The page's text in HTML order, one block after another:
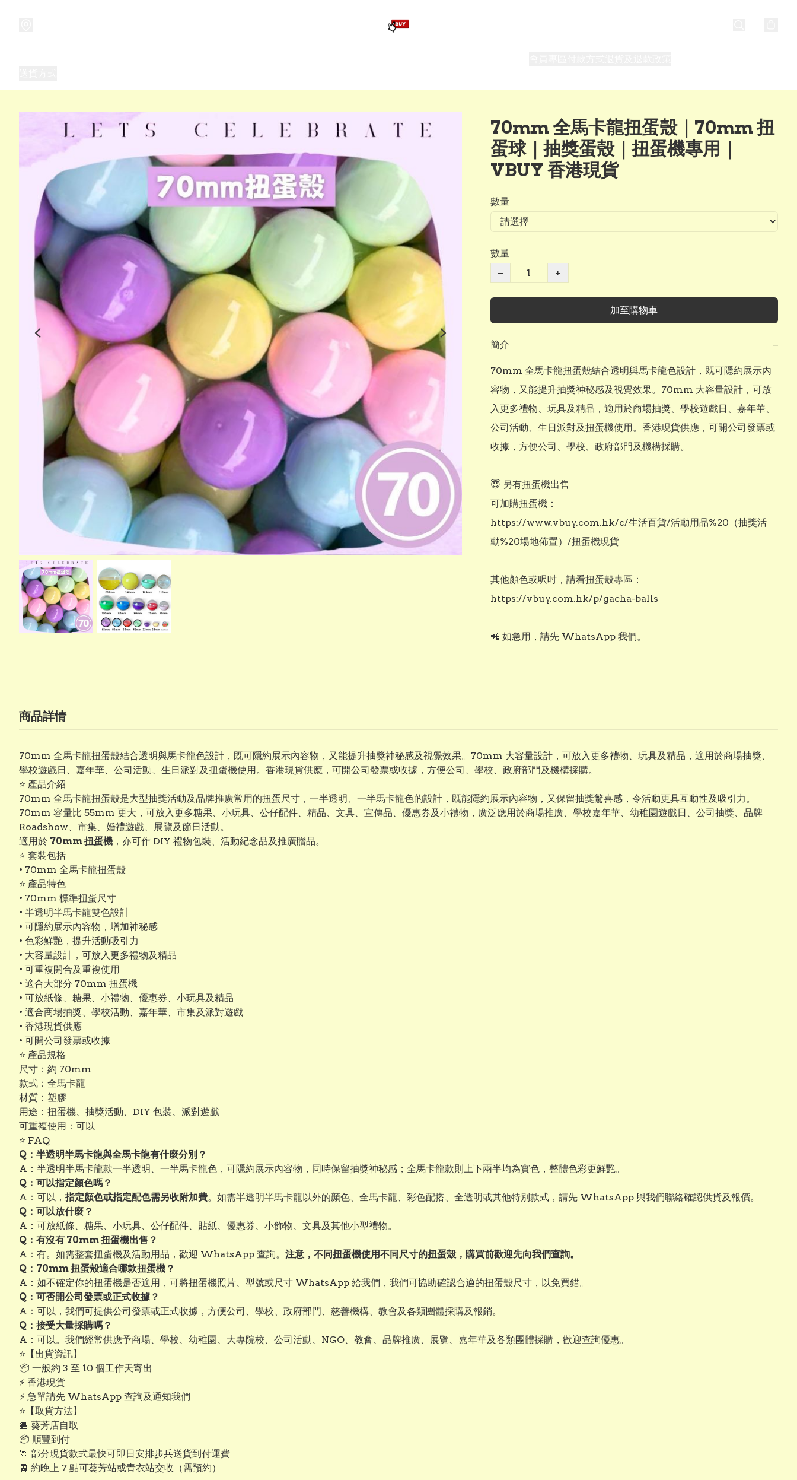
70mm 全馬卡龍扭蛋殼｜70mm 扭
蛋球｜抽獎蛋殼｜扭蛋機專用｜
VBUY 香港現貨
數量
數量
−
+
加至購物車
簡介 −
70mm 全馬卡龍扭蛋殼結合透明與馬卡龍色設計，既可隱約展示內
容物，又能提升抽獎神秘感及視覺效果。70mm 大容量設計，可放
入更多禮物、玩具及精品，適用於商場抽獎、學校遊戲日、嘉年華、
公司活動、生日派對及扭蛋機使用。香港現貨供應，可開公司發票或
收據，方便公司、學校、政府部門及機構採購。
😇 另有扭蛋機出售
可加購扭蛋機：
https://www.vbuy.com.hk/c/生活百貨/活動用品%20（抽獎活
動%20場地佈置）/扭蛋機現貨
其他顏色或呎吋，請看扭蛋殼專區：
https://vbuy.com.hk/p/gacha-balls
📲 如急用，請先 WhatsApp 我們。
商品詳情
70mm 全馬卡龍扭蛋殼結合透明與馬卡龍色設計，既可隱約展示內容物，又能提升抽獎神秘感及視覺效果。70mm 大容量設計，可放入更多禮物、玩具及精品，適用於商場抽獎、
學校遊戲日、嘉年華、公司活動、生日派對及扭蛋機使用。香港現貨供應，可開公司發票或收據，方便公司、學校、政府部門及機構採購。
⭐ 產品介紹
70mm 全馬卡龍扭蛋殼是大型抽獎活動及品牌推廣常用的扭蛋尺寸，一半透明、一半馬卡龍色的設計，既能隱約展示內容物，又保留抽獎驚喜感，令活動更具互動性及吸引力。
70mm 容量比 55mm 更大，可放入更多糖果、小玩具、公仔配件、精品、文具、宣傳品、優惠券及小禮物，廣泛應用於商場推廣、學校嘉年華、幼稚園遊戲日、公司抽獎、品牌
Roadshow、市集、婚禮遊戲、展覽及節日活動。
適用於 70mm 扭蛋機 ，亦可作 DIY 禮物包裝、活動紀念品及推廣贈品。
⭐ 套裝包括
• 70mm 全馬卡龍扭蛋殼
⭐ 產品特色
• 70mm 標準扭蛋尺寸
• 半透明半馬卡龍雙色設計
• 可隱約展示內容物，增加神秘感
• 色彩鮮艷，提升活動吸引力
• 大容量設計，可放入更多禮物及精品
• 可重複開合及重複使用
• 適合大部分 70mm 扭蛋機
• 可放紙條、糖果、小禮物、優惠券、小玩具及精品
• 適合商場抽獎、學校活動、嘉年華、市集及派對遊戲
• 香港現貨供應
• 可開公司發票或收據
⭐ 產品規格
尺寸：約 70mm
款式：全馬卡龍
材質：塑膠
用途：扭蛋機、抽獎活動、DIY 包裝、派對遊戲
可重複使用：可以
⭐ FAQ
Q：半透明半馬卡龍與全馬卡龍有什麼分別？
A：半透明半馬卡龍款一半透明、一半馬卡龍色，可隱約展示內容物，同時保留抽獎神秘感；全馬卡龍款則上下兩半均為實色，整體色彩更鮮艷。
Q：可以指定顏色嗎？
A：可以， 指定顏色或指定配色需另收附加費。如需半透明半馬卡龍以外的顏色、全馬卡龍、彩色配搭、全透明或其他特別款式，請先 WhatsApp 與我們聯絡確認供貨及報價。
Q：可以放什麼？
A：可放紙條、糖果、小玩具、公仔配件、貼紙、優惠券、小飾物、文具及其他小型禮物。
Q：有沒有 70mm 扭蛋機出售？
A：有。如需整套扭蛋機及活動用品，歡迎 WhatsApp 查詢。 注意，不同扭蛋機使用不同尺寸的扭蛋殼，購買前歡迎先向我們查詢。
Q：70mm 扭蛋殼適合哪款扭蛋機？
A：如不確定你的扭蛋機是否適用，可將扭蛋機照片、型號或尺寸 WhatsApp 給我們，我們可協助確認合適的扭蛋殼尺寸，以免買錯。
Q：可否開公司發票或正式收據？
A：可以，我們可提供公司發票或正式收據，方便公司、學校、政府部門、慈善機構、教會及各類團體採購及報銷。
Q：接受大量採購嗎？
A：可以。我們經常供應予商場、學校、幼稚園、大專院校、公司活動、NGO、教會、品牌推廣、展覽、嘉年華及各類團體採購，歡迎查詢優惠。
⭐【出貨資訊】
📦 一般約 3 至 10 個工作天寄出
⚡ 香港現貨
⚡ 急單請先 WhatsApp 查詢及通知我們
⭐【取貨方法】
🏪 葵芳店自取
📦 順豐到付
🏃 部分現貨款式最快可即日安排步兵送貨到付運費
🚈 約晚上 7 點可葵芳站或青衣站交收（需預約）